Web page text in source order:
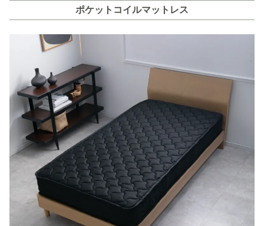
ポケットコイルマットレス